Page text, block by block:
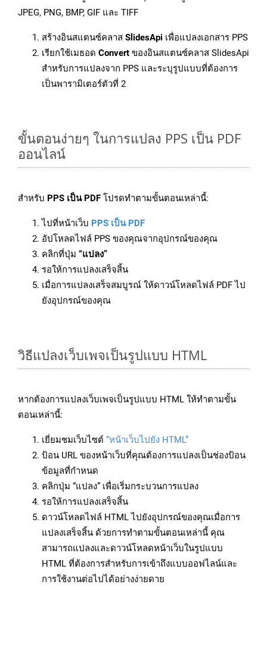
JPEG, PNG, BMP, GIF และ TIFF
สร้างอินสแตนซ์คลาส SlidesApi เพื่อแปลงเอกสาร PPS
เรียกใช้เมธอด Convert ของอินสแตนซ์คลาส SlidesApi
สำหรับการแปลงจาก PPS และระบุรูปแบบที่ต้องการ
เป็นพารามิเตอร์ตัวที่ 2
ขั้นตอนง่ายๆ ในการแปลง PPS เป็น PDF
ออนไลน์
สำหรับ PPS เป็น PDF โปรดทำตามขั้นตอนเหล่านี้:
ไปที่หน้าเว็บ PPS เป็น PDF
อัปโหลดไฟล์ PPS ของคุณจากอุปกรณ์ของคุณ
คลิกที่ปุ่ม “แปลง”
รอให้การแปลงเสร็จสิ้น
เมื่อการแปลงเสร็จสมบูรณ์ ให้ดาวน์โหลดไฟล์ PDF ไป
ยังอุปกรณ์ของคุณ
วิธีแปลงเว็บเพจเป็นรูปแบบ HTML
หากต้องการแปลงเว็บเพจเป็นรูปแบบ HTML ให้ทำตามขั้น
ตอนเหล่านี้:
เยี่ยมชมเว็บไซต์ “หน้าเว็บไปยัง HTML”
ป้อน URL ของหน้าเว็บที่คุณต้องการแปลงเป็นช่องป้อน
ข้อมูลที่กำหนด
คลิกปุ่ม “แปลง” เพื่อเริ่มกระบวนการแปลง
รอให้การแปลงเสร็จสิ้น
ดาวน์โหลดไฟล์ HTML ไปยังอุปกรณ์ของคุณเมื่อการ
แปลงเสร็จสิ้น ด้วยการทำตามขั้นตอนเหล่านี้ คุณ
สามารถแปลงและดาวน์โหลดหน้าเว็บในรูปแบบ
HTML ที่ต้องการสำหรับการเข้าถึงแบบออฟไลน์และ
การใช้งานต่อไปได้อย่างง่ายดาย